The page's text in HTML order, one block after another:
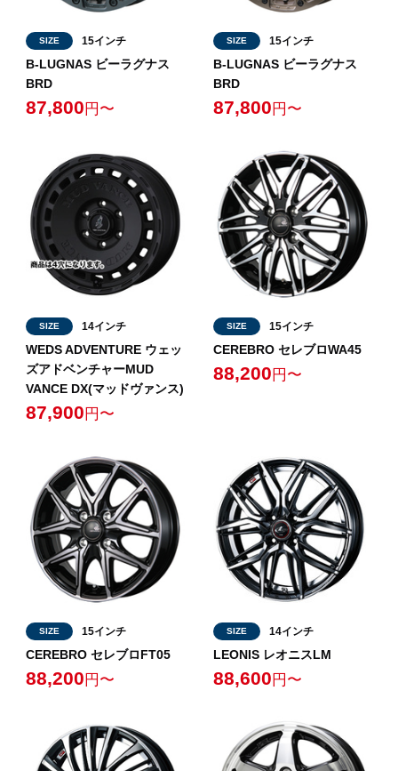
SIZE 15インチ
B-LUGNAS ビーラグナス
BRD
87,800 円〜
SIZE 15インチ
B-LUGNAS ビーラグナス
BRD
87,800 円〜
SIZE 14インチ
WEDS ADVENTURE ウェッ
ズアドベンチャーMUD
VANCE DX(マッドヴァンス)
87,900 円〜
SIZE 15インチ
CEREBRO セレブロWA45
88,200 円〜
SIZE 15インチ
CEREBRO セレブロFT05
88,200 円〜
SIZE 14インチ
LEONIS レオニスLM
88,600 円〜